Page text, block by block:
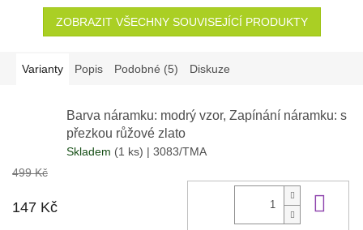
ZOBRAZIT VŠECHNY SOUVISEJÍCÍ PRODUKTY
Varianty Popis Podobné (5) Diskuze
Barva náramku: modrý vzor, Zapínání náramku: s
přezkou růžové zlato
Skladem (1 ks) | 3083/TMA
499 Kč
147 Kč